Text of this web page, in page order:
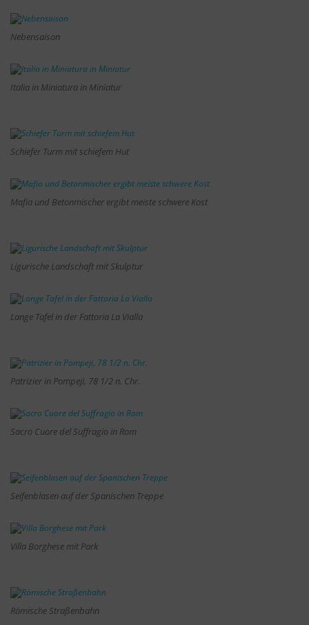
Nebensaison
Italia in Miniatura in Miniatur
Schiefer Turm mit schiefem Hut
Mafia und Betonmischer ergibt meiste schwere Kost
Ligurische Landschaft mit Skulptur
Lange Tafel in der Fattoria La Vialla
Patrizier in Pompeji, 78 1/2 n. Chr.
Sacro Cuore del Suffragio in Rom
Seifenblasen auf der Spanischen Treppe
Villa Borghese mit Park
Römische Straßenbahn